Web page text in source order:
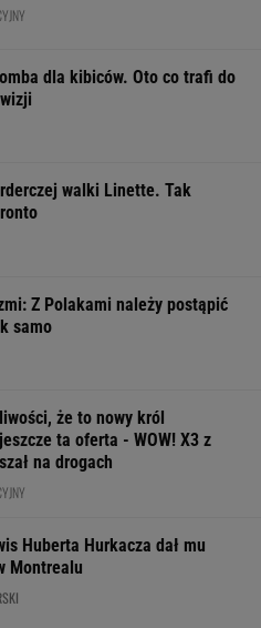
dla kibiców. Oto co trafi do
walki Linette. Tak
Z Polakami należy postąpić
samo
że to nowy król
ta oferta - WOW! X3 z
na drogach
Huberta Hurkacza dał mu
Montrealu